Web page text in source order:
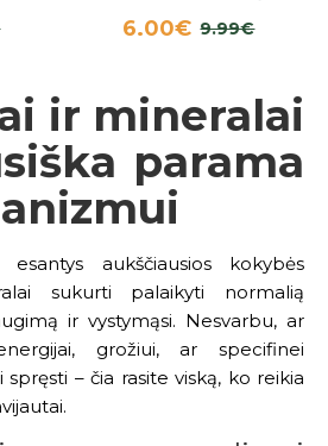
ir mineralai
parama
aukščiausios kokybės
sukurti palaikyti normalią
ir vystymąsi. Nesvarbu, ar
grožiui, ar specifinei
– čia rasite viską, ko reikia
6.00€ 9.99€